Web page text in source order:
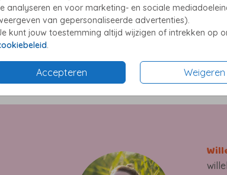
analyseren en voor marketing- en sociale
van gepersonaliseerde advertenties).
kunt jouw toestemming altijd wijzigen of intrekken op
.
Accepteren Weigeren